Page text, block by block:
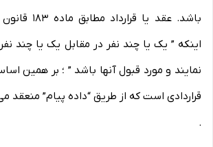
باشد. عقد یا
اینکه ” یک یا چند نفر در مقابل یک یا چند
نمایند و مورد قبول آنها باشد ” ؛ بر همین اساس
قراردادی است که از طریق “داده پیام” منعقد
.